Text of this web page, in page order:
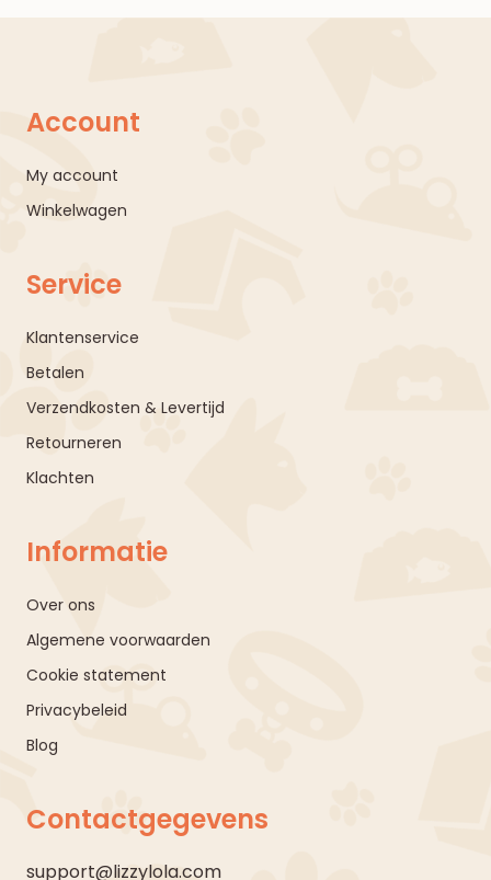
Account
My account
Winkelwagen
Service
Klantenservice
Betalen
Verzendkosten & Levertijd
Retourneren
Klachten
Informatie
Over ons
Algemene voorwaarden
Cookie statement
Privacybeleid
Blog
Contactgegevens
support@lizzylola.com